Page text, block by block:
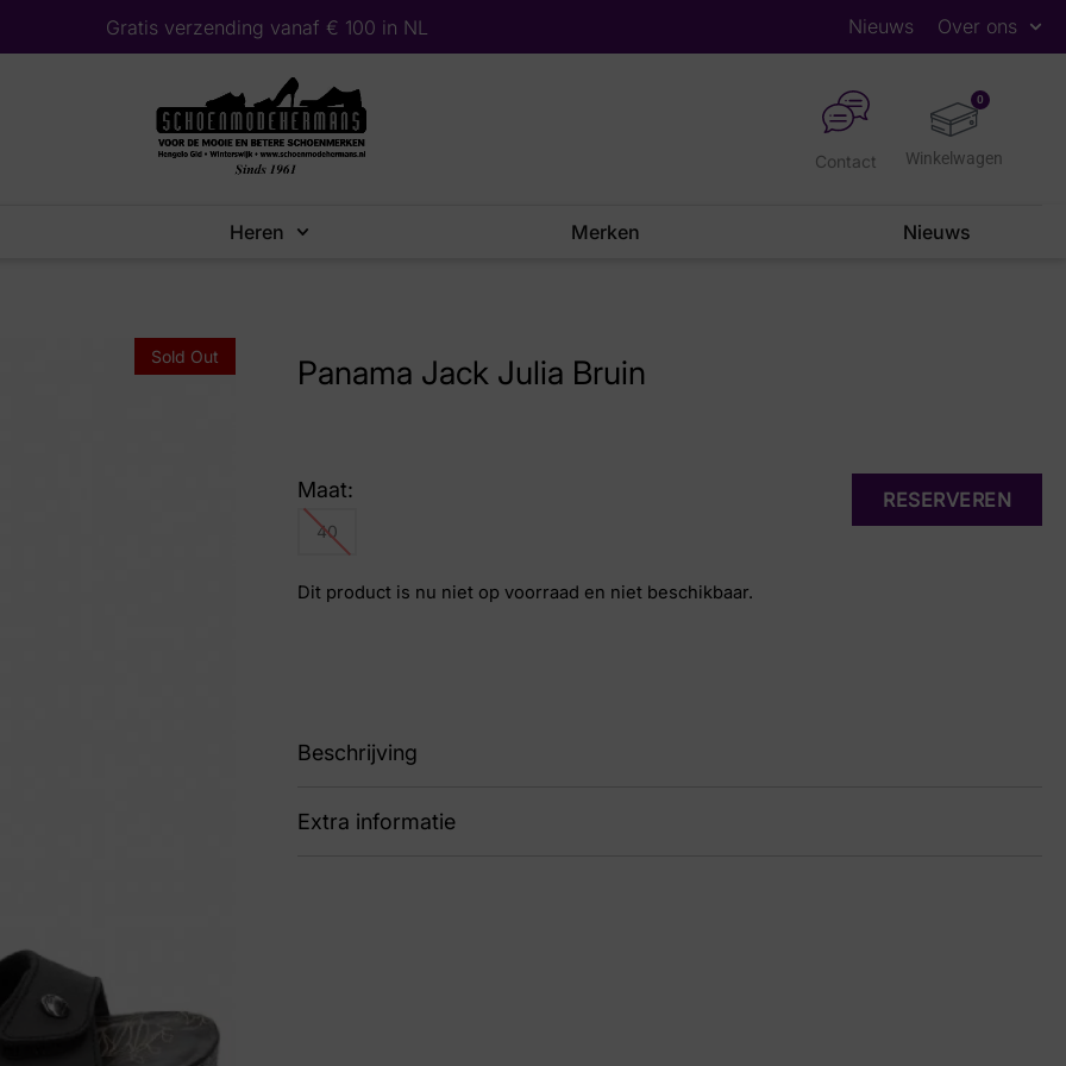
Gratis verzending vanaf € 100 in NL Nieuws Over ons
0
Contact
Heren Merken Nieuws
Sold Out Panama Jack Julia Bruin
RESERVEREN
Maat:
40
Dit product is nu niet op voorraad en niet beschikbaar.
Beschrijving
sandaal
Extra informatie